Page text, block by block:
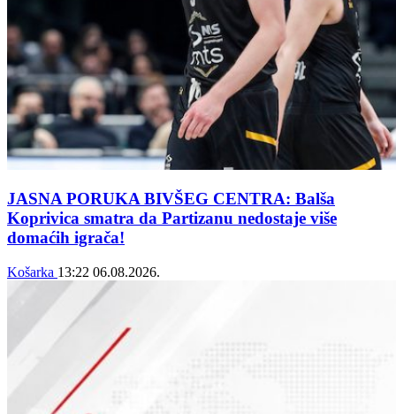
JASNA PORUKA BIVŠEG CENTRA: Balša
Koprivica smatra da Partizanu nedostaje više
domaćih igrača!
Košarka 13:22 06.08.2026.